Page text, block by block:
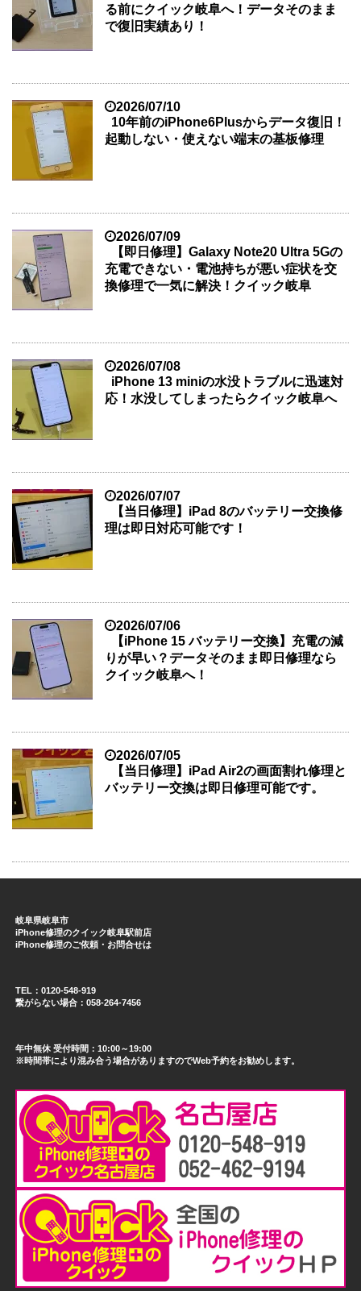
る前にクイック岐阜へ！データそのまま
で復旧実績あり！
2026/07/10
10年前のiPhone6Plusからデータ復旧！
起動しない・使えない端末の基板修理
2026/07/09
【即日修理】Galaxy Note20 Ultra 5Gの
充電できない・電池持ちが悪い症状を交
換修理で一気に解決！クイック岐阜
2026/07/08
iPhone 13 miniの水没トラブルに迅速対
応！水没してしまったらクイック岐阜へ
2026/07/07
【当日修理】iPad 8のバッテリー交換修
理は即日対応可能です！
2026/07/06
【iPhone 15 バッテリー交換】充電の減
りが早い？データそのまま即日修理なら
クイック岐阜へ！
2026/07/05
【当日修理】iPad Air2の画面割れ修理と
バッテリー交換は即日修理可能です。
岐阜県岐阜市
iPhone修理のクイック岐阜駅前店
iPhone修理のご依頼・お問合せは
TEL：0120-548-919
繋がらない場合：058-264-7456
年中無休 受付時間：10:00～19:00
※時間帯により混み合う場合がありますのでWeb予約をお勧めします。